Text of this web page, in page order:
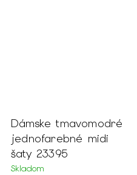
Dámske tmavomodré
jednofarebné midi
šaty 23395
Skladom